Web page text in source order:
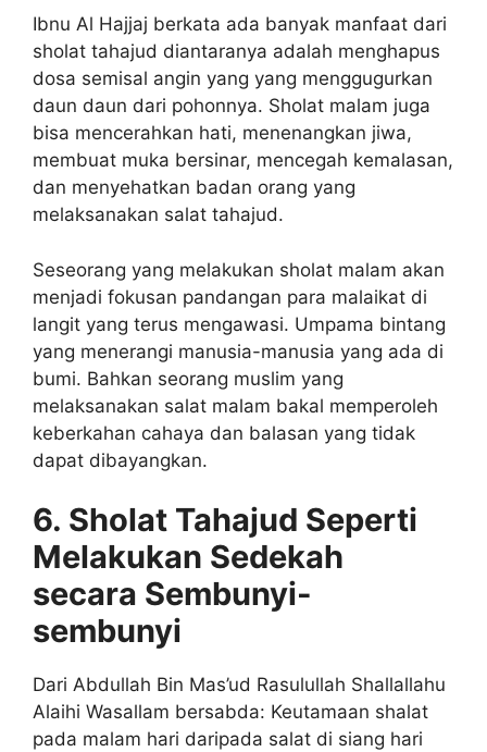
Ibnu Al Hajjaj berkata ada banyak manfaat dari
sholat tahajud diantaranya adalah menghapus
dosa semisal angin yang yang menggugurkan
daun daun dari pohonnya. Sholat malam juga
bisa mencerahkan hati, menenangkan jiwa,
membuat muka bersinar, mencegah kemalasan,
dan menyehatkan badan orang yang
melaksanakan salat tahajud.
Seseorang yang melakukan sholat malam akan
menjadi fokusan pandangan para malaikat di
langit yang terus mengawasi. Umpama bintang
yang menerangi manusia-manusia yang ada di
bumi. Bahkan seorang muslim yang
melaksanakan salat malam bakal memperoleh
keberkahan cahaya dan balasan yang tidak
dapat dibayangkan.
6. Sholat Tahajud Seperti
Melakukan Sedekah
secara Sembunyi-
sembunyi
Dari Abdullah Bin Mas’ud Rasulullah Shallallahu
Alaihi Wasallam bersabda: Keutamaan shalat
pada malam hari daripada salat di siang hari